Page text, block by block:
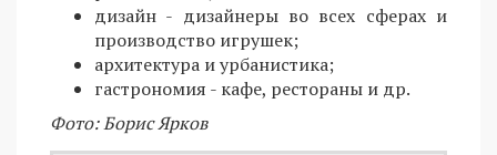
дизайн - дизайнеры во всех сферах и
производство игрушек;
архитектура и урбанистика;
гастрономия - кафе, рестораны и др.
Фото: Борис Ярков